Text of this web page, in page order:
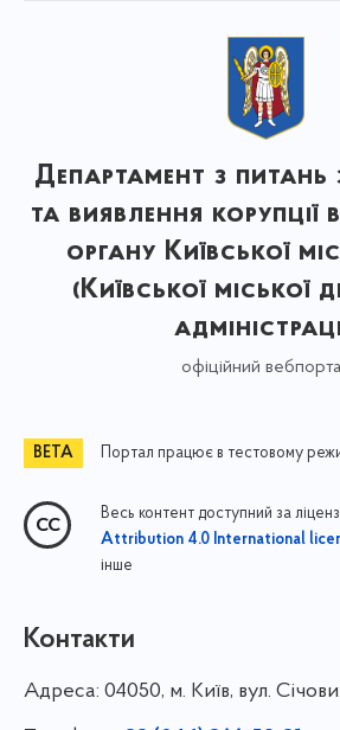
Департамент з питань
та виявлення корупції
органу Київської
(Київської міської
офіційний
Портал працює в тестовому
Весь контент доступний за
Attribution 4.0 International
інше
Контакти
Адреса: 04050, м. Київ, вул.